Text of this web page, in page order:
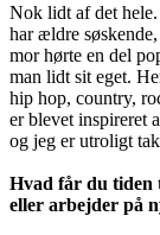
Nok lidt af det
har ældre
mor hørte en del
man lidt sit eget.
hip hop, country,
er blevet inspireret
og jeg er utroligt
Hvad får du tiden
eller arbejder på